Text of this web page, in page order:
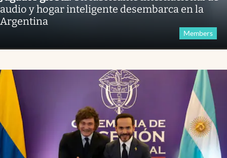
audio y hogar inteligente desembarca en la
Argentina
Members